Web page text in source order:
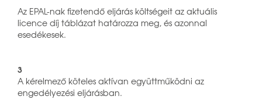
Az EPAL-nak fizetendő eljárás költségeit az aktuális
licence díj táblázat határozza meg, és azonnal
esedékesek.
3
A kérelmező köteles aktívan együttműködni az
engedélyezési eljárásban.